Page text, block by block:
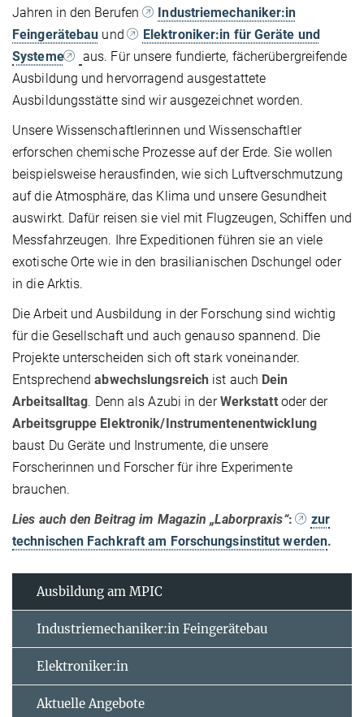
Jahren in den Berufen
Industriemechaniker:in
Feingerätebau und
Elektroniker:in für Geräte und
Systeme
aus. Für unsere fundierte, fächerübergreifende
Ausbildung und hervorragend ausgestattete
Ausbildungsstätte sind wir ausgezeichnet worden.
Unsere Wissenschaftlerinnen und Wissenschaftler
erforschen chemische Prozesse auf der Erde. Sie wollen
beispielsweise herausfinden, wie sich Luftverschmutzung
auf die Atmosphäre, das Klima und unsere Gesundheit
auswirkt. Dafür reisen sie viel mit Flugzeugen, Schiffen und
Messfahrzeugen. Ihre Expeditionen führen sie an viele
exotische Orte wie in den brasilianischen Dschungel oder
in die Arktis.
Die Arbeit und Ausbildung in der Forschung sind wichtig
für die Gesellschaft und auch genauso spannend. Die
Projekte unterscheiden sich oft stark voneinander.
Entsprechendabwechslungsreich ist auch Dein
Arbeitsalltag. Denn als Azubi in derWerkstattoder der
Arbeitsgruppe Elektronik/Instrumentenentwicklung
baust Du Geräte und Instrumente, die unsere
Forscherinnen und Forscher für ihre Experimente
brauchen.
Lies auch den Beitrag im Magazin „Laborpraxis“:
zur
technischen Fachkraft am Forschungsinstitut werden.
Ausbildung am MPIC
Industriemechaniker:in Feingerätebau
Elektroniker:in
Aktuelle Angebote